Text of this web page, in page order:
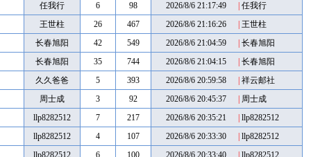
任我行
6 98 2026/8/6 21:17:49
任我行
王世柱
26 467 2026/8/6 21:16:26
王世柱
长春旭阳
42 549 2026/8/6 21:04:59
长春旭阳
长春旭阳
35 744 2026/8/6 21:04:15
长春旭阳
久久爸爸
5 393 2026/8/6 20:59:58
祥云邮社
周士成
3 92 2026/8/6 20:45:37
周士成
llp8282512
7 217 2026/8/6 20:35:21
llp8282512
llp8282512
4 107 2026/8/6 20:33:30
llp8282512
llp8282512
6 100 2026/8/6 20:33:40
llp8282512